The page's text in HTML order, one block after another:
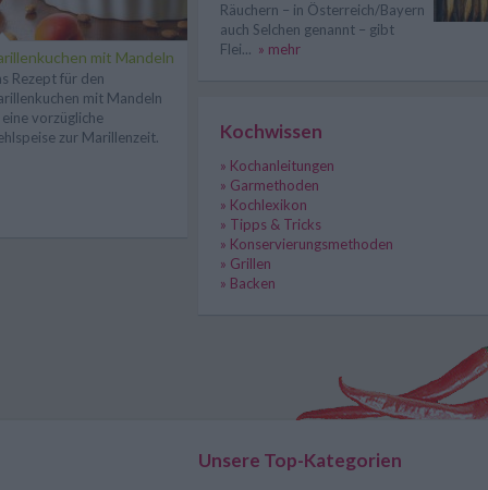
mit Mandeln
Rezept für den
mit Mandeln
vorzügliche
zur Marillenzeit.
Räuchern – in Österreich/Bayern
auch Selchen genannt – gibt
Flei... » mehr
Kochwissen
» Kochanleitungen
» Garmethoden
» Kochlexikon
» Tipps & Tricks
» Konservierungsmethoden
» Grillen
» Backen
Unsere Top-Kategorien